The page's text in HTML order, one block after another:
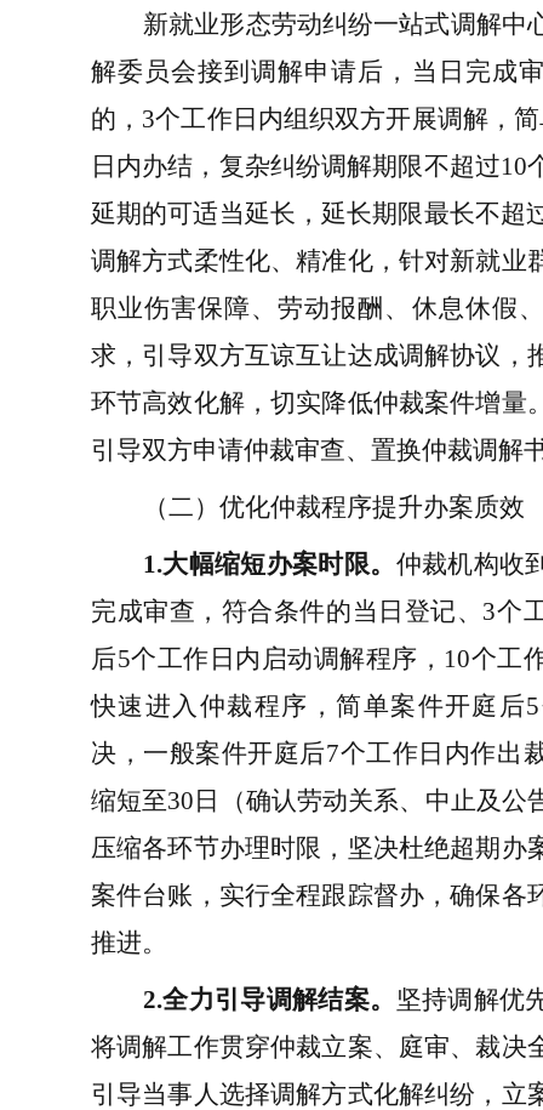
新就业形态劳动纠纷一站式调解中
解委员会接到调解申请后 ， 当日完成
的， 3个工作日内组织双方开展调解，
日内办结，复杂纠纷调解期限不超过10
延期的可适当延长，延长期限最长不超
调解方式柔性化、精准化，针对新就业
职业伤害保障、劳动报酬、休息休假
求，引导双方互谅互让达成调解协议，
环节高效化解，切实降低仲裁案件增量
引导双方申请仲裁审查、置换仲裁调解
（二）优化仲裁程序提升办案质效
1.大幅缩短办案时限。 仲裁机构收
完成审查，符合条件的当日 登记、 3个
后5个工作日内启动调解程序， 10个工
快速进入仲裁程序，简单案件开庭后5
决，一般案件开庭后7个工作日内作出
缩短至30 日（确认劳动关系、中止及公
压缩各环节办理时限 ， 坚决杜绝超期办
案件台账，实行全程跟踪督办，确保各
推进。
2.全力引导调解结案。
坚持调解优
将调解工作贯穿仲裁立案、庭审、裁决
引导当事人选择调解方式化解纠纷，立